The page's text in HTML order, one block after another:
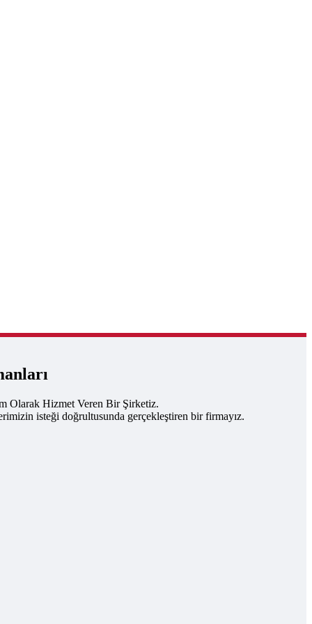
Olarak Hizmet Veren Bir Şirketiz.
isteği doğrultusunda gerçekleştiren bir firmayız.